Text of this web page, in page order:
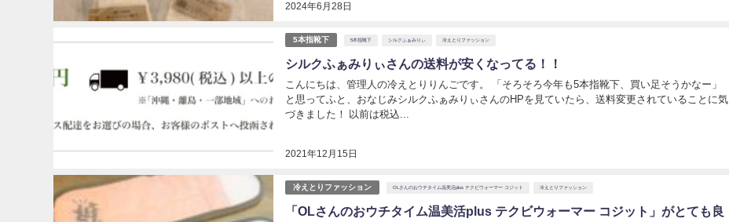
2024年6月28日
5本指靴下 5本指靴下 シルクふぁみりぃ 冷えとりファッション
シルクふぁみりぃさんの送料が安くなってる！！
2021年12月15日
こんにちは、管理人の冷えとりりんごです。 「そろそろ今年も5本指靴下、買い足そうかなー」
と思ってふと、おなじみシルクふぁみりぃさんのHPを見ていたら、送料変更されていることに気
づきました！ 以前は税込...
冷えとりファッション OLさんのおウチタイム温美活plus テクビウォーマー コジット 冷えとりファッション
「OLさんのおウチタイム温美活plus テクビウォーマー コジット」がとても良